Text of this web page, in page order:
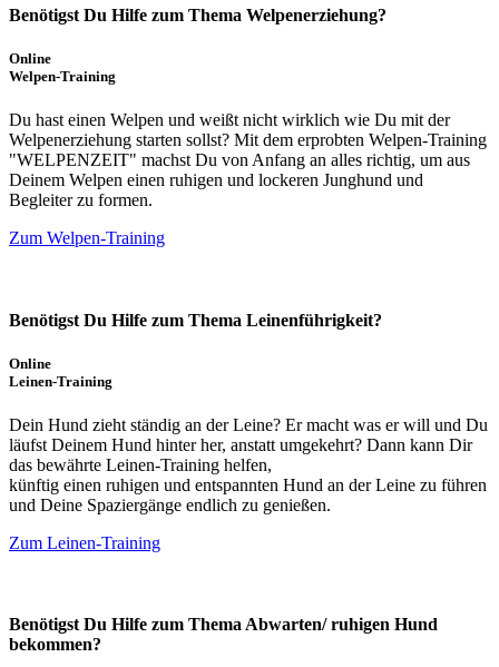
Benötigst Du Hilfe zum Thema Welpenerziehung?
Online
Welpen-Training
Du hast einen Welpen und weißt nicht wirklich wie Du mit der
Welpenerziehung starten sollst? Mit dem erprobten Welpen-Training
"WELPENZEIT" machst Du von Anfang an alles richtig, um aus
Deinem Welpen einen ruhigen und lockeren Junghund und
Begleiter zu formen.
Zum Welpen-Training
Benötigst Du Hilfe zum Thema Leinenführigkeit?
Online
Leinen-Training
Dein Hund zieht ständig an der Leine? Er macht was er will und Du
läufst Deinem Hund hinter her, anstatt umgekehrt? Dann kann Dir
das bewährte Leinen-Training helfen,
künftig einen ruhigen und entspannten Hund an der Leine zu führen
und Deine Spaziergänge endlich zu genießen.
Zum Leinen-Training
Benötigst Du Hilfe zum Thema Abwarten/ ruhigen Hund
bekommen?